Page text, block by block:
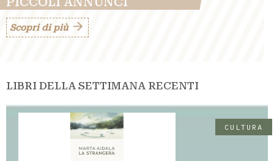
Scopri di più
LIBRI DELLA SETTIMANA RECENTI
CULTURA